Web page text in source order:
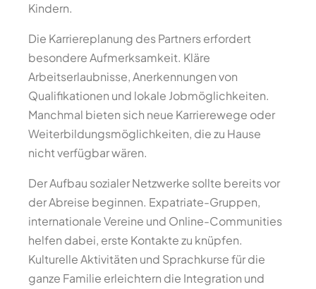
Kindern.
Die Karriereplanung des Partners erfordert
besondere Aufmerksamkeit. Kläre
Arbeitserlaubnisse, Anerkennungen von
Qualifikationen und lokale Jobmöglichkeiten.
Manchmal bieten sich neue Karrierewege oder
Weiterbildungsmöglichkeiten, die zu Hause
nicht verfügbar wären.
Der Aufbau sozialer Netzwerke sollte bereits vor
der Abreise beginnen. Expatriate-Gruppen,
internationale Vereine und Online-Communities
helfen dabei, erste Kontakte zu knüpfen.
Kulturelle Aktivitäten und Sprachkurse für die
ganze Familie erleichtern die Integration und